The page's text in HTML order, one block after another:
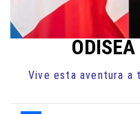
Vive esta aventura